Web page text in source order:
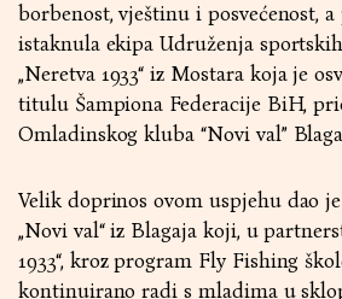
borbenost, vještinu i posvećenost, a
istaknula ekipa Udruženja
„Neretva 1933“ iz Mostara koja je
titulu Šampiona Federacije BiH,
Omladinskog kluba “Novi val”
Velik doprinos ovom uspjehu dao
„Novi val“ iz Blagaja koji, u
1933“, kroz program Fly Fishing
kontinuirano radi s mladima u